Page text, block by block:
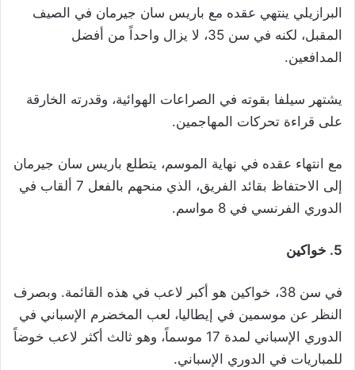
البرازيلي ينتهي عقده مع باريس سان جيرمان في الصيف
المقبل، لكنه في سن 35، لا يزال واحداً من أفضل
المدافعين.
يشتهر سيلفا بقوته في الصراعات الهوائية، وقدرته الخارقة
على قراءة تحركات المهاجمين.
مع انتهاء عقده في نهاية الموسم، يتطلع باريس سان جيرمان
إلى الاحتفاظ بقائد الفريق، الذي منحهم بالفعل 7 ألقاب في
الدوري الفرنسي في 8 مواسم.
5. خواكين
في سن 38، خواكين هو أكبر لاعب في هذه القائمة. وبصرف
النظر عن موسمين في إيطاليا، لعب المخضرم الإسباني في
الدوري الإسباني لمدة 17 موسماً، وهو ثالث أكثر لاعب خوضاً
للمباريات في الدوري الإسباني.